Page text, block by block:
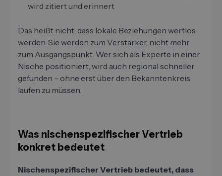
wird zitiert und erinnert
Das heißt nicht, dass lokale Beziehungen wertlos
werden. Sie werden zum Verstärker, nicht mehr
zum Ausgangspunkt. Wer sich als Experte in einer
Nische positioniert, wird auch regional schneller
gefunden – ohne erst über den Bekanntenkreis
laufen zu müssen.
Was nischenspezifischer Vertrieb
konkret bedeutet
Nischenspezifischer Vertrieb bedeutet, dass